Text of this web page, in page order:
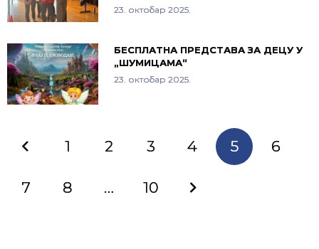
23. октобар 2025.
БЕСПЛАТНА ПРЕДСТАВА ЗА ДЕЦУ У
„ШУМИЦАМА“
23. октобар 2025.
1 2 3 4 5 6
7 8 … 10